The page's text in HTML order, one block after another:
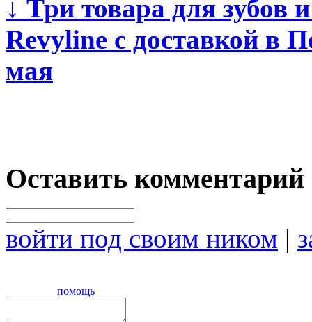
↓ Три товара для зубов
Revyline с доставкой в
мая
Оставить комментарий
войти под своим ником |
помощь